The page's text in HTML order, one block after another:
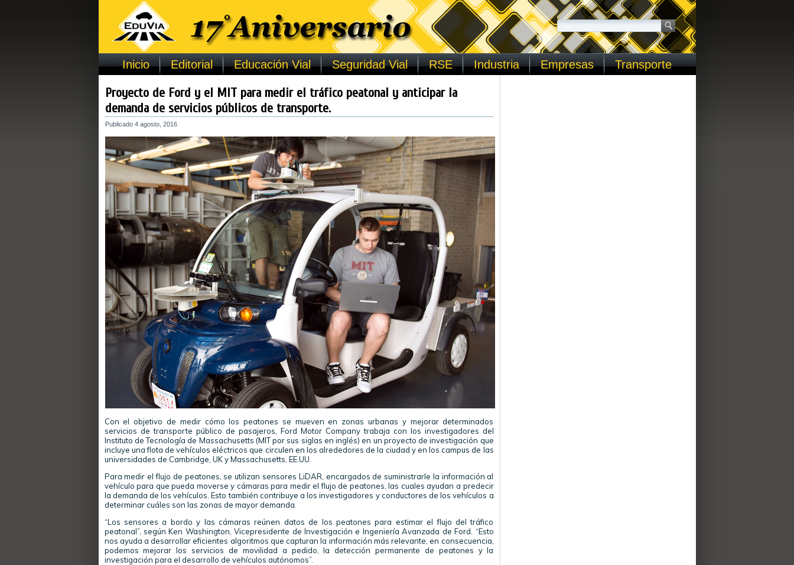
Inicio Editorial Educación Vial Seguridad Vial RSE Industria Empresas Transporte
Proyecto de Ford y el MIT para medir el tráfico peatonal y anticipar la
demanda de servicios públicos de transporte.
Publicado 4 agosto, 2016
Con el objetivo de medir cómo los peatones se mueven en zonas urbanas y mejorar determinados
servicios de transporte público de pasajeros, Ford Motor Company trabaja con los investigadores del
Instituto de Tecnología de Massachusetts (MIT por sus siglas en inglés) en un proyecto de investigación que
incluye una flota de vehículos eléctricos que circulen en los alrededores de la ciudad y en los campus de las
universidades de Cambridge, UK y Massachusetts, EE.UU.
Para medir el flujo de peatones, se utilizan sensores LiDAR, encargados de suministrarle la información al
vehículo para que pueda moverse y cámaras para medir el flujo de peatones, las cuales ayudan a predecir
la demanda de los vehículos. Esto también contribuye a los investigadores y conductores de los vehículos a
determinar cuáles son las zonas de mayor demanda.
“Los sensores a bordo y las cámaras reúnen datos de los peatones para estimar el flujo del tráfico
peatonal”, según Ken Washington, Vicepresidente de Investigación e Ingeniería Avanzada de Ford. “Esto
nos ayuda a desarrollar eficientes algoritmos que capturan la información más relevante, en consecuencia,
podemos mejorar los servicios de movilidad a pedido, la detección permanente de peatones y la
investigación para el desarrollo de vehículos autónomos”.